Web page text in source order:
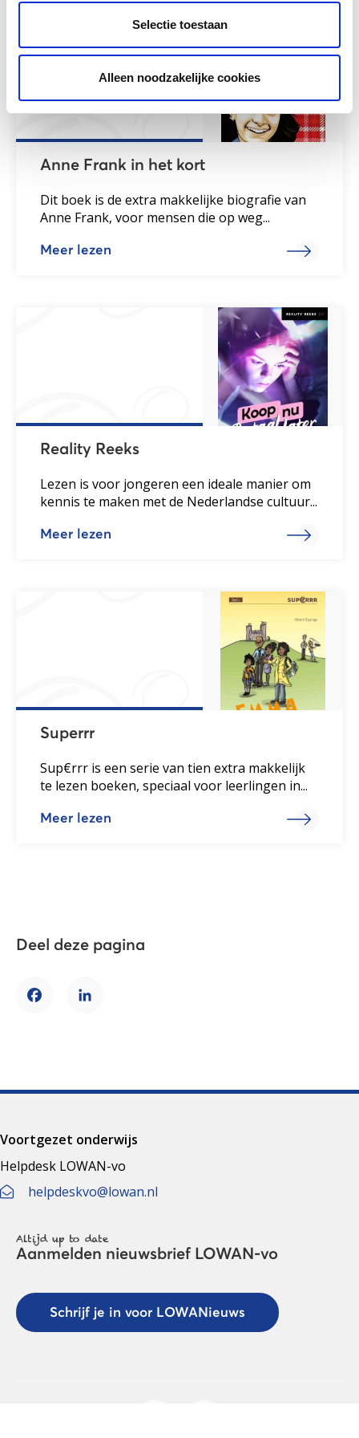
Selectie toestaan
Alleen noodzakelijke cookies
Anne Frank in het kort
Dit boek is de extra makkelijke biografie van
Anne Frank, voor mensen die op weg...
Meer lezen
Reality Reeks
Lezen is voor jongeren een ideale manier om
kennis te maken met de Nederlandse cultuur...
Meer lezen
Superrr
Sup€rrr is een serie van tien extra makkelijk
te lezen boeken, speciaal voor leerlingen in...
Meer lezen
Deel deze pagina
FacebookLinkedIn
Voortgezet onderwijs
Helpdesk LOWAN-vo
helpdeskvo@lowan.nl
Altijd up to date
Aanmelden nieuwsbrief LOWAN-vo
Schrijf je in voor LOWANieuws